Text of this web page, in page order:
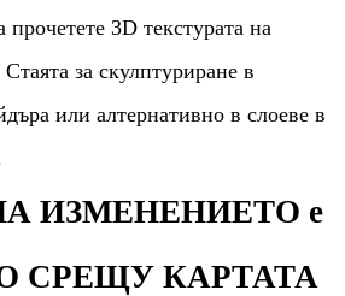
3D текстурата на
за скулптуриране в
или алтернативно в слоеве в
ИЗМЕНЕНИЕТО е
СРЕЩУ КАРТАТА